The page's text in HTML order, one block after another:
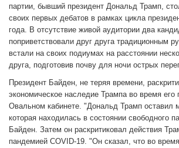
партии, бывший президент Дональд Трамп,
своих первых дебатов в рамках цикла
года. В отсутствие живой аудитории два
поприветствовали друг друга традиционным
встали на своих подиумах на расстоянии
друга, подготовив почву для ночи острых
Президент Байден, не теряя времени,
экономическое наследие Трампа во время его
Овальном кабинете. "Дональд Трамп оставил
которая находилась в состоянии свободного
Байден. Затем он раскритиковал действия
пандемией COVID-19. "Он сказал, что во